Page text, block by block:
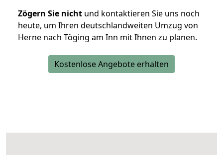
Zögern Sie nicht und kontaktieren Sie uns noch
heute, um Ihren deutschlandweiten Umzug von
Herne nach Töging am Inn mit Ihnen zu planen.
Kostenlose Angebote erhalten